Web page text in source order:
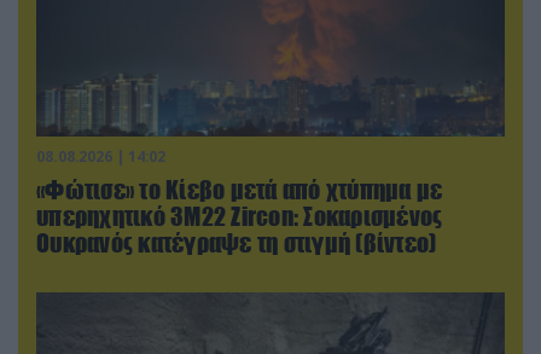
08.08.2026 | 14:02
«Φώτισε» το Κίεβο μετά από χτύπημα με
υπερηχητικό 3M22 Zircon: Σοκαρισμένος
Ουκρανός κατέγραψε τη στιγμή (βίντεο)